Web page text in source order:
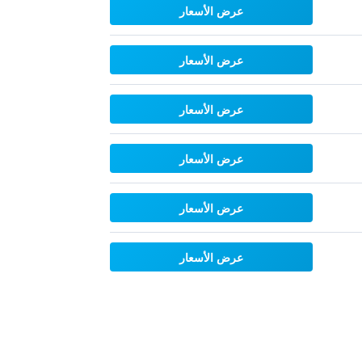
عرض الأسعار
عرض الأسعار
عرض الأسعار
عرض الأسعار
عرض الأسعار
عرض الأسعار